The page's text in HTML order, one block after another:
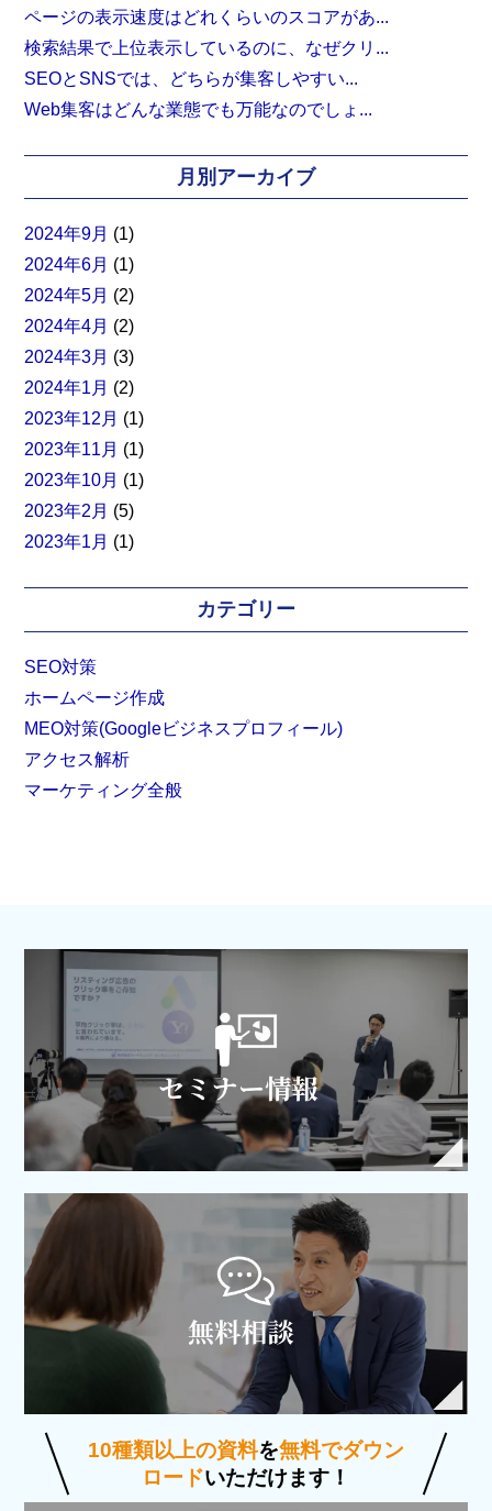
ページの表示速度はどれくらいのスコアがあ...
検索結果で上位表示しているのに、なぜクリ...
SEOとSNSでは、どちらが集客しやすい...
Web集客はどんな業態でも万能なのでしょ...
月別アーカイブ
2024年9月 (1)
2024年6月 (1)
2024年5月 (2)
2024年4月 (2)
2024年3月 (3)
2024年1月 (2)
2023年12月 (1)
2023年11月 (1)
2023年10月 (1)
2023年2月 (5)
2023年1月 (1)
カテゴリー
SEO対策
ホームページ作成
MEO対策(Googleビジネスプロフィール)
アクセス解析
マーケティング全般
10種類以上の資料を無料でダウン
ロードいただけます！